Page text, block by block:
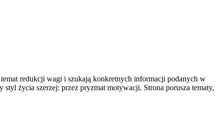
redukcji wagi i szukają konkretnych informacji podanych w
życia szerzej: przez pryzmat motywacji. Strona porusza tematy,